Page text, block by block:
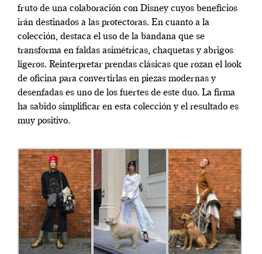
fruto de una colaboración con Disney cuyos beneficios
irán destinados a las protectoras. En cuanto a la
colección, destaca el uso de la bandana que se
transforma en faldas asimétricas, chaquetas y abrigos
ligeros. Reinterpretar prendas clásicas que rozan el look
de oficina para convertirlas en piezas modernas y
desenfadas es uno de los fuertes de este duo. La firma
ha sabido simplificar en esta colección y el resultado es
muy positivo.